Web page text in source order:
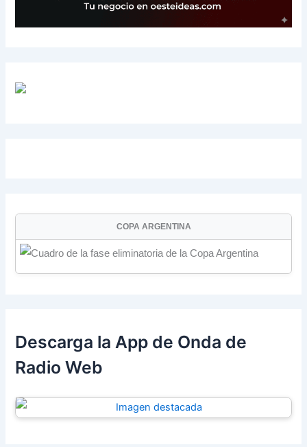
COPA ARGENTINA
Descarga la App de Onda de
Radio Web